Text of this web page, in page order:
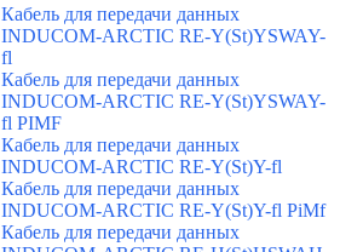
Кабель для передачи данных
INDUCOM-ARCTIC RE-Y(St)YSWAY-
fl
Кабель для передачи данных
INDUCOM-ARCTIC RE-Y(St)YSWAY-
fl PIMF
Кабель для передачи данных
INDUCOM-ARCTIC RE-Y(St)Y-fl
Кабель для передачи данных
INDUCOM-ARCTIC RE-Y(St)Y-fl PiMf
Кабель для передачи данных